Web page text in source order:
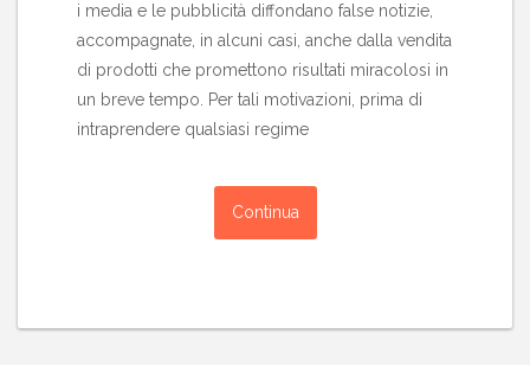
i media e le pubblicità diffondano false notizie,
accompagnate, in alcuni casi, anche dalla vendita
di prodotti che promettono risultati miracolosi in
un breve tempo. Per tali motivazioni, prima di
intraprendere qualsiasi regime
Continua